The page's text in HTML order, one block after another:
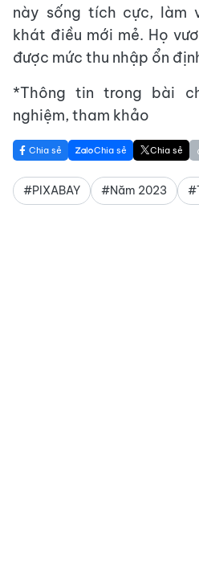
này sống tích cực, làm
khát điều mới mẻ. Họ
được mức thu nhập ổn
*Thông tin trong bài
nghiệm, tham khảo
Chia sẻ Chia sẻ Chia sẻ
#PIXABAY #Năm 2023